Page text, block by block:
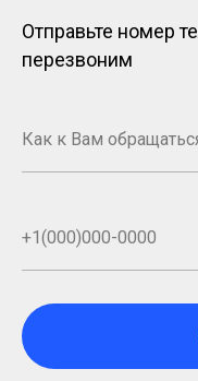
Отправьте номер
перезвоним